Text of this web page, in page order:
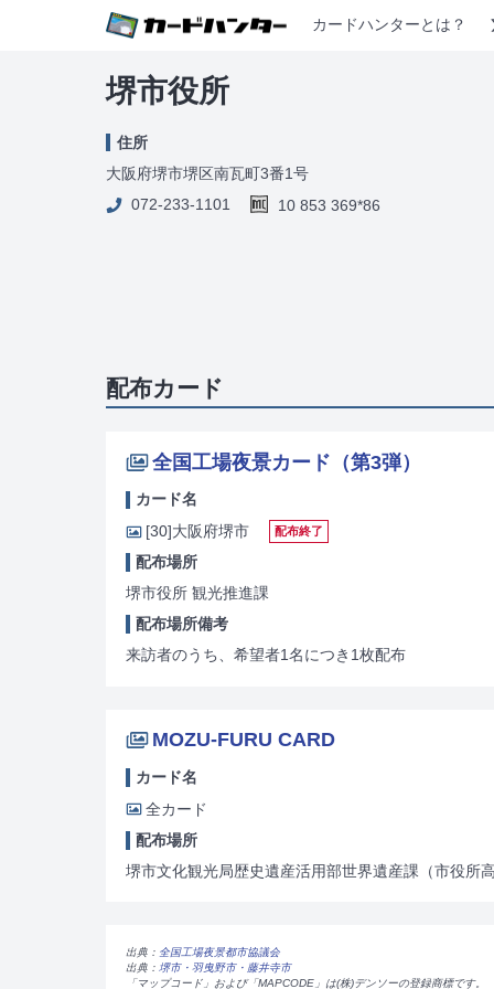
カードハンターとは？
堺市役所
住所
大阪府堺市堺区南瓦町3番1号
072-233-1101
10 853 369*86
配布カード
全国工場夜景カード（第3弾）
カード名
[30]大阪府堺市 配布終了
配布場所
堺市役所 観光推進課
配布場所備考
来訪者のうち、希望者1名につき1枚配布
MOZU-FURU CARD
カード名
全カード
配布場所
堺市文化観光局歴史遺産活用部世界遺産課（市役所
出典： 全国工場夜景都市協議会
出典： 堺市・羽曳野市・藤井寺市
「マップコード」および「MAPCODE」は(株)デンソーの登録商標です。